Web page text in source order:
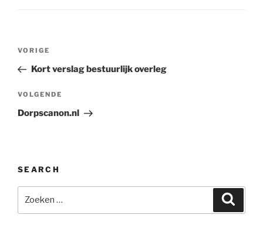
Bericht
Vorig
bericht
VORIGE
Kort verslag bestuurlijk overleg
Volgend
bericht
VOLGENDE
Dorpscanon.nl
SEARCH